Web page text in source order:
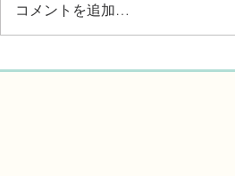
BGM-055 期待
コメントを追加…